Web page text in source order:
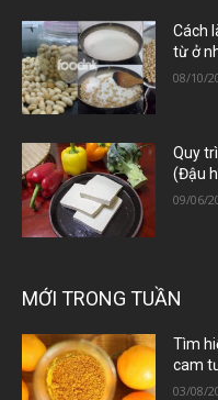
Cách
từ ở
08/10/
Quy
(Đậu
09/06/
MỚI TRONG TUẦN
Tìm
cam
03/08/